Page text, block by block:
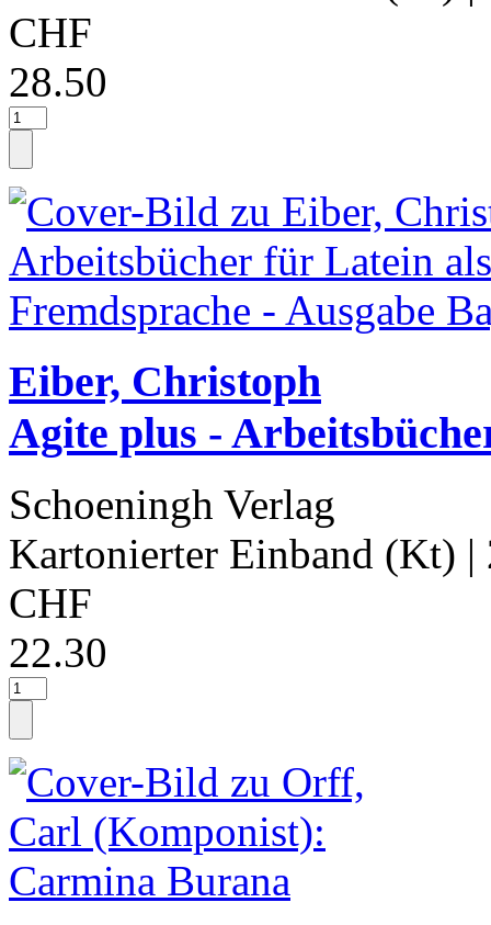
CHF
28.50
Eiber, Christoph
Agite plus -
Schoeningh Verlag
Kartonierter Einband (Kt) |
CHF
22.30